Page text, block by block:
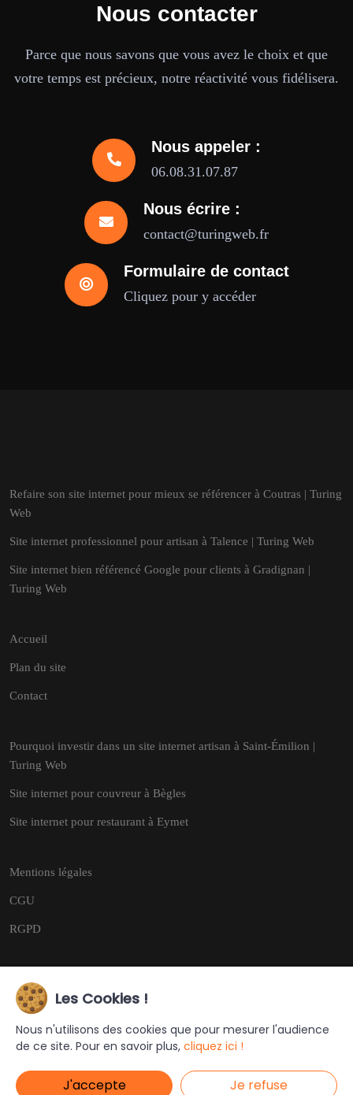
Nous contacter
Parce que nous savons que vous avez le choix et que
votre temps est précieux, notre réactivité vous fidélisera.
Nous appeler :
06.08.31.07.87
Nous écrire :
contact@turingweb.fr
Formulaire de contact
Cliquez pour y accéder
Refaire son site internet pour mieux se référencer à Coutras | Turing
Web
Site internet professionnel pour artisan à Talence | Turing Web
Site internet bien référencé Google pour clients à Gradignan |
Turing Web
Accueil
Plan du site
Contact
Pourquoi investir dans un site internet artisan à Saint-Émilion |
Turing Web
Site internet pour couvreur à Bègles
Site internet pour restaurant à Eymet
Mentions légales
CGU
RGPD
Copyright © 2026
Ce site a été créé et est géré par Turing Web
Les Cookies !
Nous n'utilisons des cookies que pour mesurer l'audience
de ce site. Pour en savoir plus, cliquez ici !
J'accepte Je refuse